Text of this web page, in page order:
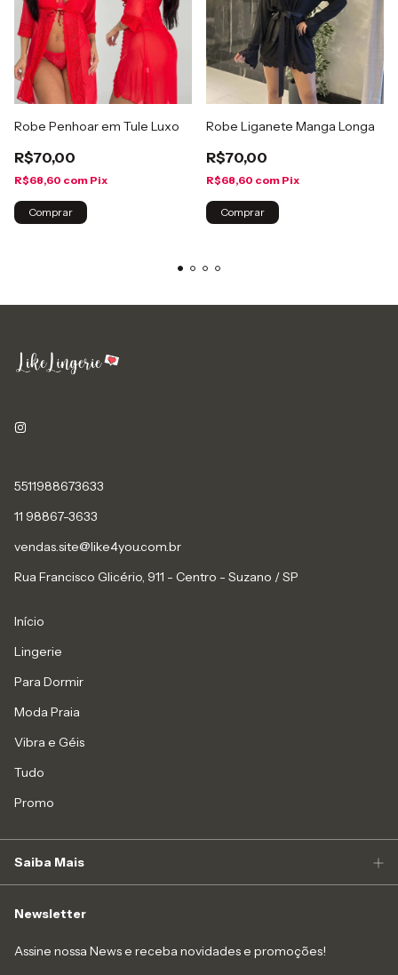
Robe Penhoar em Tule Luxo
R$70,00
R$68,60 com Pix
Comprar
Robe Liganete Manga Longa
R$70,00
R$68,60 com Pix
Comprar
5511988673633
11 98867-3633
vendas.site@like4you.com.br
Rua Francisco Glicério, 911 - Centro - Suzano / SP
Início
Lingerie
Para Dormir
Moda Praia
Vibra e Géis
Tudo
Promo
Saiba Mais
Newsletter
Assine nossa News e receba novidades e promoções!